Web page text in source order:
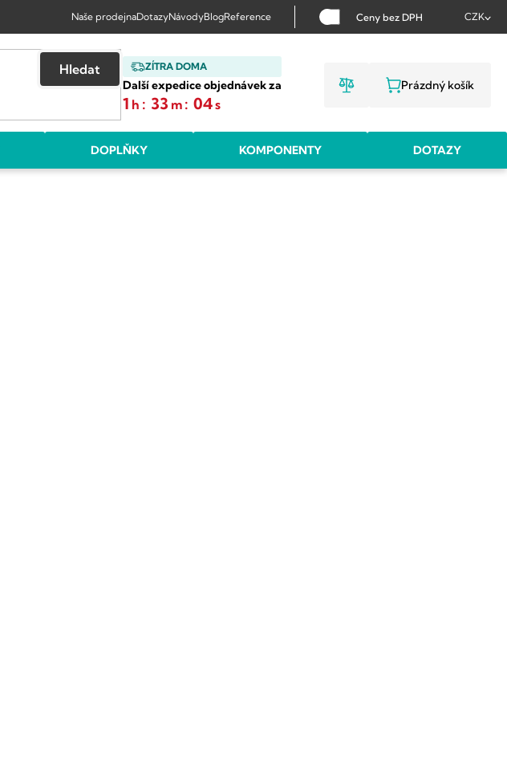
Naše prodejnaDotazyNávodyBlogReference Ceny bez DPH CZK
ZÍTRA DOMA
Další expedice objednávek za
1 h : 33 m : 03 s
Hledat
NÁKUPNÍ
Prázdný košík
DOPLŇKY KOMPONENTY DOTAZY